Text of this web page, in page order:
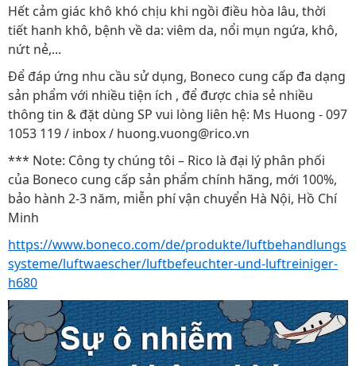
Hết cảm giác khô khó chịu khi ngồi điều hòa lâu, thời
tiết hanh khô, bệnh về da: viêm da, nổi mụn ngứa, khô,
nứt nẻ,...
Để đáp ứng nhu cầu sử dụng, Boneco cung cấp đa dạng
sản phẩm với nhiều tiện ích , để được chia sẻ nhiều
thông tin & đặt dùng SP vui lòng liên hệ: Ms Huong - 097
1053 119 / inbox / huong.vuong@rico.vn
*** Note: Công ty chúng tôi – Rico là đại lý phân phối
của Boneco cung cấp sản phẩm chính hãng, mới 100%,
bảo hành 2-3 năm, miễn phí vận chuyển Hà Nội, Hồ Chí
Minh
https://www.boneco.com/de/produkte/luftbehandlungs
systeme/luftwaescher/luftbefeuchter-und-luftreiniger-
h680